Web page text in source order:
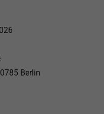
Berlin